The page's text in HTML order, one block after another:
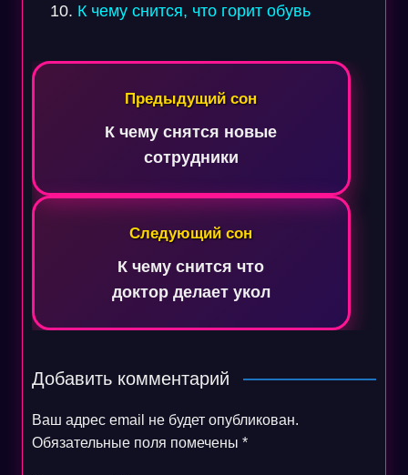
К чему снится, что горит обувь
Навигация
записям
Предыдущий сон
К чему снятся новые
сотрудники
Следующий сон
К чему снится что
доктор делает укол
Добавить комментарий
Ваш адрес email не будет опубликован.
Обязательные поля помечены *